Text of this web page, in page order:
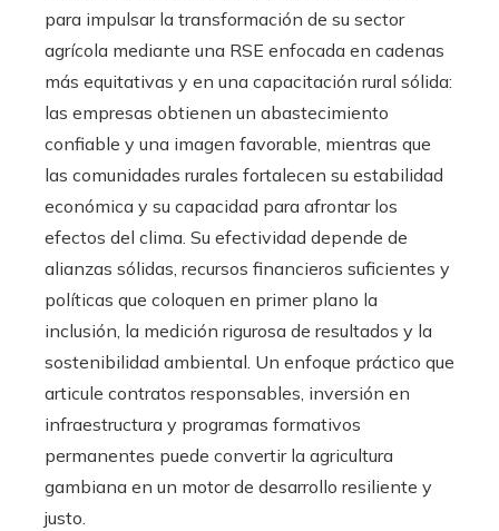
para impulsar la transformación de su sector
agrícola mediante una RSE enfocada en cadenas
más equitativas y en una capacitación rural sólida:
las empresas obtienen un abastecimiento
confiable y una imagen favorable, mientras que
las comunidades rurales fortalecen su estabilidad
económica y su capacidad para afrontar los
efectos del clima. Su efectividad depende de
alianzas sólidas, recursos financieros suficientes y
políticas que coloquen en primer plano la
inclusión, la medición rigurosa de resultados y la
sostenibilidad ambiental. Un enfoque práctico que
articule contratos responsables, inversión en
infraestructura y programas formativos
permanentes puede convertir la agricultura
gambiana en un motor de desarrollo resiliente y
justo.